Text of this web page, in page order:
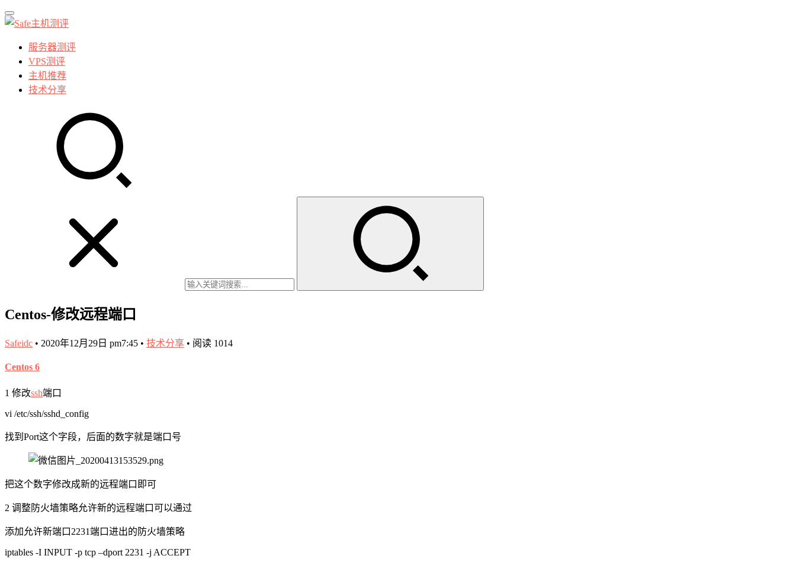
服务器测评
VPS测评
主机推荐
技术分享
Centos-修改远程端口
Safeidc • 2020年12月29日 pm7:45 • 技术分享 • 阅读 1014
Centos 6
1 修改ssh端口
vi /etc/ssh/sshd_config
找到Port这个字段，后面的数字就是端口号
把这个数字修改成新的远程端口即可
2 调整防火墙策略允许新的远程端口可以通过
添加允许新端口2231端口进出的防火墙策略
iptables -I INPUT -p tcp –dport 2231 -j ACCEPT